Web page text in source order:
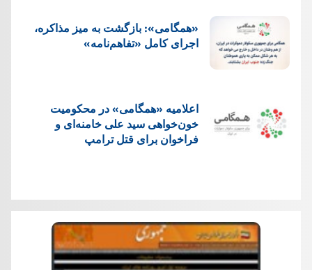
«همگامی»: بازگشت به میز مذاکره،
اجرای کامل «تفاهم‌نامه»
اعلامیه «همگامی» در محکومیت
خون‌خواهی سید علی خامنه‌ای و
فراخوان برای قتل ترامپ